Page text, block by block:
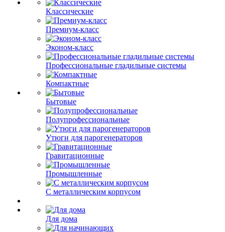
Классические
Премиум-класс
Эконом-класс
Профессиональные гладильные системы
Компактные
Бытовые
Полупрофессиональные
Утюги для парогенераторов
Гравитационные
Промышленные
С металлическим корпусом
Для дома